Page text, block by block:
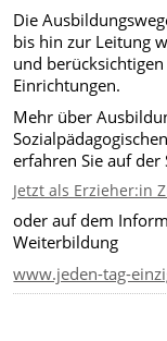
Die
bis hin zur Leitung
und
Einrichtungen.
Mehr über
erfahren Sie auf der
Jetzt als Erzieher:in
oder auf dem
Weiterbildung
www.jeden-tag-